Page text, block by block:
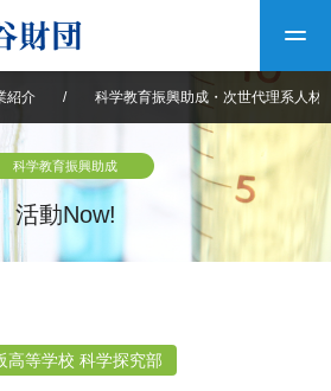
財団について
財団概要
中谷賞
財団動画紹介
紹介 / 科学教育振興助成・次世代理系人材
科学教育振興助成
活動Now!
高等学校 科学探究部